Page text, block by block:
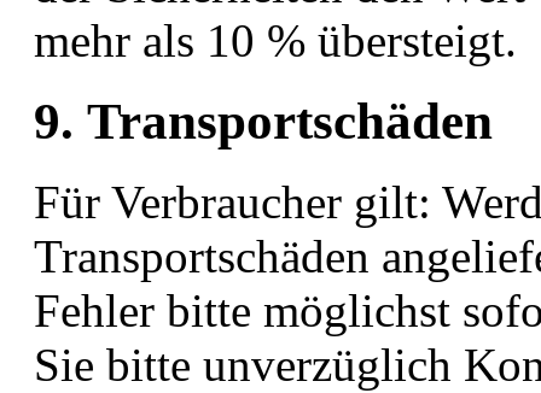
mehr als 10 % übersteigt.
9. Transportschäden
Für Verbraucher gilt:
Transportschäden
Fehler bitte möglichst
Sie bitte unverzüglich